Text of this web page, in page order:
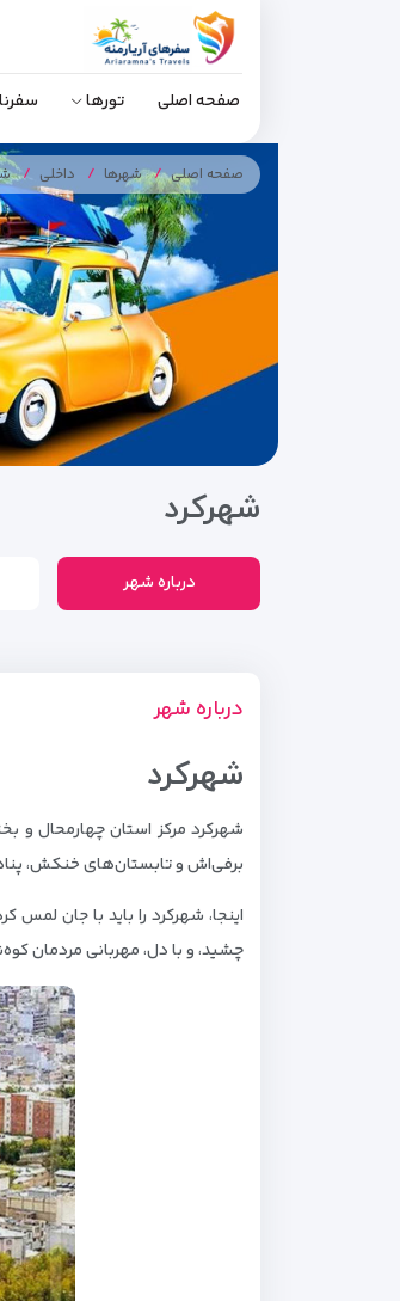
صفحه اصلی تورها
صفحه اصلی شهرها داخلی
شهرکرد
درباره شهر
درباره شهر
شهرکرد
شهرکرد مرکز استان چهارمحال و
برفی‌اش و تابستان‌های خنکش،
اینجا، شهرکرد را باید با جان
چشید، و با دل، مهربانی مردمان